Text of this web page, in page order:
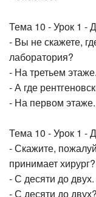
Тема 10 - Урок 1 -
- Вы не скажете,
лаборатория?
- На третьем этаже.
- А где
- На первом этаже.
Тема 10 - Урок 1 -
- Скажите,
принимает хирург?
- С десяти до двух.
- С десяти до